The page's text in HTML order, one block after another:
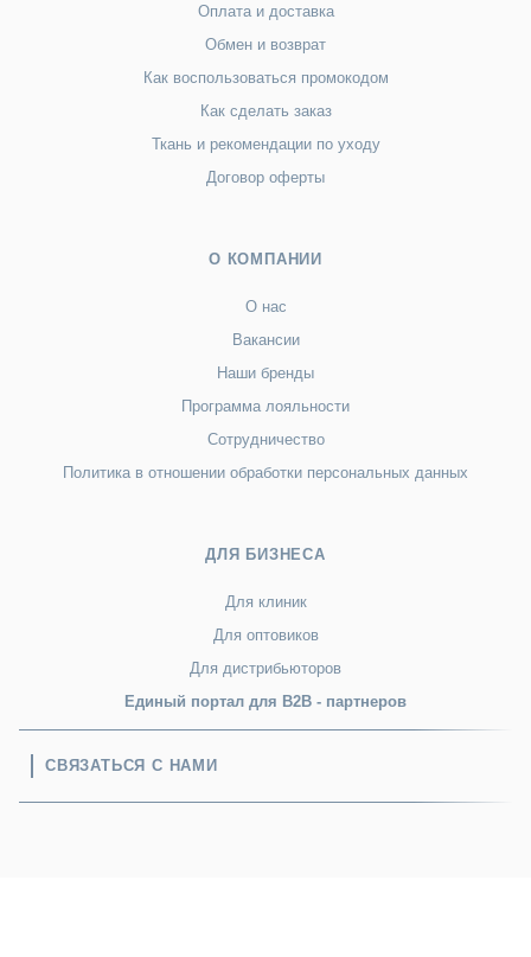
Оплата и доставка
Обмен и возврат
Как воспользоваться промокодом
Как сделать заказ
Ткань и рекомендации по уходу
Договор оферты
О КОМПАНИИ
О нас
Вакансии
Наши бренды
Программа лояльности
Сотрудничество
Политика в отношении обработки персональных данных
ДЛЯ БИЗНЕСА
Для клиник
Для оптовиков
Для дистрибьюторов
Единый портал для B2B - партнеров
СВЯЗАТЬСЯ С НАМИ